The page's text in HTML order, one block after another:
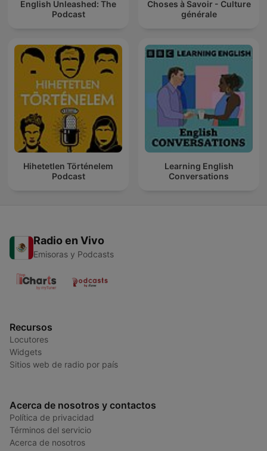
English Unleashed: The
Podcast
Choses à Savoir - Culture
générale
Hihetetlen Történelem
Podcast
Learning English
Conversations
Radio en Vivo
Emisoras y Podcasts
Recursos
Locutores
Widgets
Sitios web de radio por país
Acerca de nosotros y contactos
Política de privacidad
Términos del servicio
Acerca de nosotros